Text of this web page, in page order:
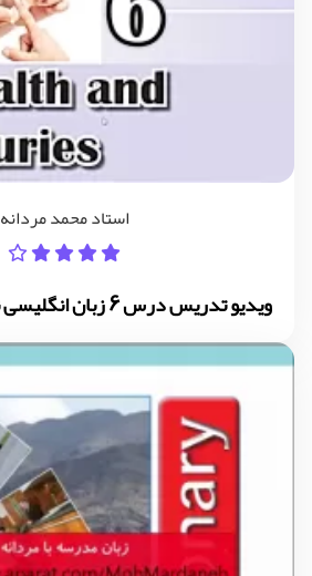
استاد محمد مردانه
ویدیو تدریس درس 6 زبان انگلیسی نهم (لغات و مکالمه)